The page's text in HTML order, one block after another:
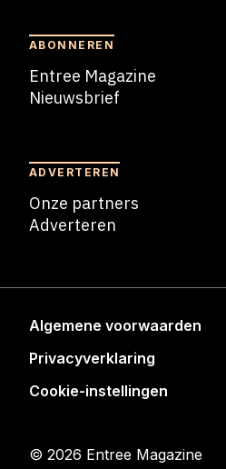
ABONNEREN
Entree Magazine
Nieuwsbrief
ADVERTEREN
Onze partners
Adverteren
Algemene voorwaarden
Privacyverklaring
Cookie-instellingen
© 2026 Entree Magazine